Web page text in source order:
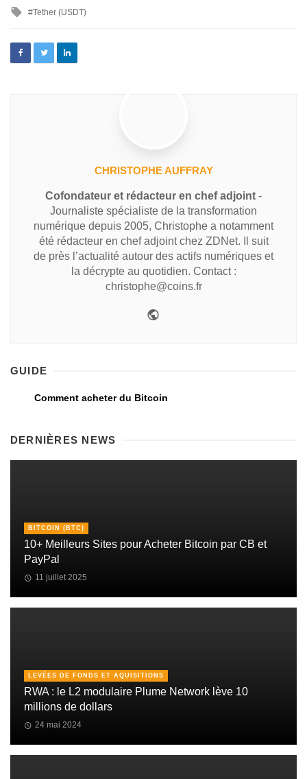
Tether (USDT)
CHRISTOPHE AUFFRAY
Cofondateur et rédacteur en chef adjoint -
Journaliste spécialiste de la transformation
numérique depuis 2005, Christophe a notamment
été rédacteur en chef adjoint chez ZDNet. Il suit
de près l’actualité autour des actifs numériques et
la décrypte au quotidien. Contact :
christophe@coins.fr
GUIDE
Comment acheter du Bitcoin
DERNIÈRES NEWS
BITCOIN (BTC)
10+ Meilleurs Sites pour Acheter Bitcoin par CB et
PayPal
11 juillet 2025
LEVÉES DE FONDS ET AQUISITIONS
RWA : le L2 modulaire Plume Network lève 10
millions de dollars
24 mai 2024